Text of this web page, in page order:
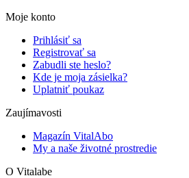
Moje konto
Prihlásiť sa
Registrovať sa
Zabudli ste heslo?
Kde je moja zásielka?
Uplatniť poukaz
Zaujímavosti
Magazín VitalAbo
My a naše životné prostredie
O Vitalabe